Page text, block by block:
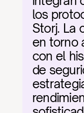
los
Storj. La
en torno
con el
de